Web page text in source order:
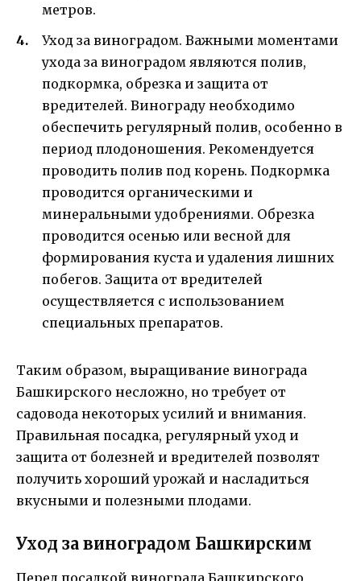
метров.
Уход за виноградом. Важными моментами
ухода за виноградом являются полив,
подкормка, обрезка и защита от
вредителей. Винограду необходимо
обеспечить регулярный полив, особенно в
период плодоношения. Рекомендуется
проводить полив под корень. Подкормка
проводится органическими и
минеральными удобрениями. Обрезка
проводится осенью или весной для
формирования куста и удаления лишних
побегов. Защита от вредителей
осуществляется с использованием
специальных препаратов.
Таким образом, выращивание винограда
Башкирского несложно, но требует от
садовода некоторых усилий и внимания.
Правильная посадка, регулярный уход и
защита от болезней и вредителей позволят
получить хороший урожай и насладиться
вкусными и полезными плодами.
Уход за виноградом Башкирским
Перед посадкой винограда Башкирского